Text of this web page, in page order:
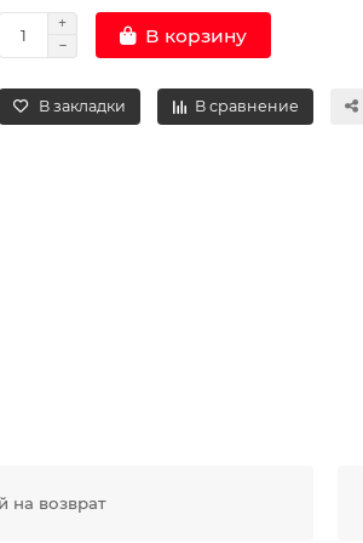
В корзину
В закладки В сравнение
на возврат